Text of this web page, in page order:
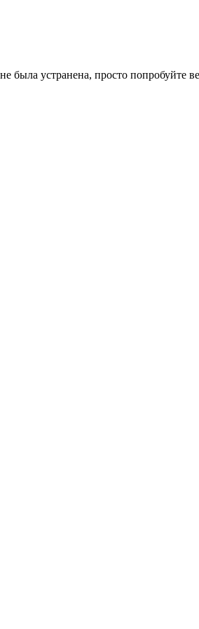
была устранена, просто